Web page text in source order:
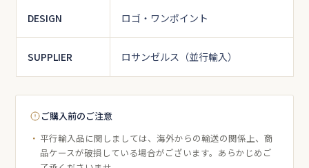
DESIGN ロゴ・ワンポイント
SUPPLIER ロサンゼルス（並行輸入）
ご購入前のご注意
平行輸入品に関しましては、海外からの輸送の関係上、商
品ケースが破損している場合がございます。あらかじめご